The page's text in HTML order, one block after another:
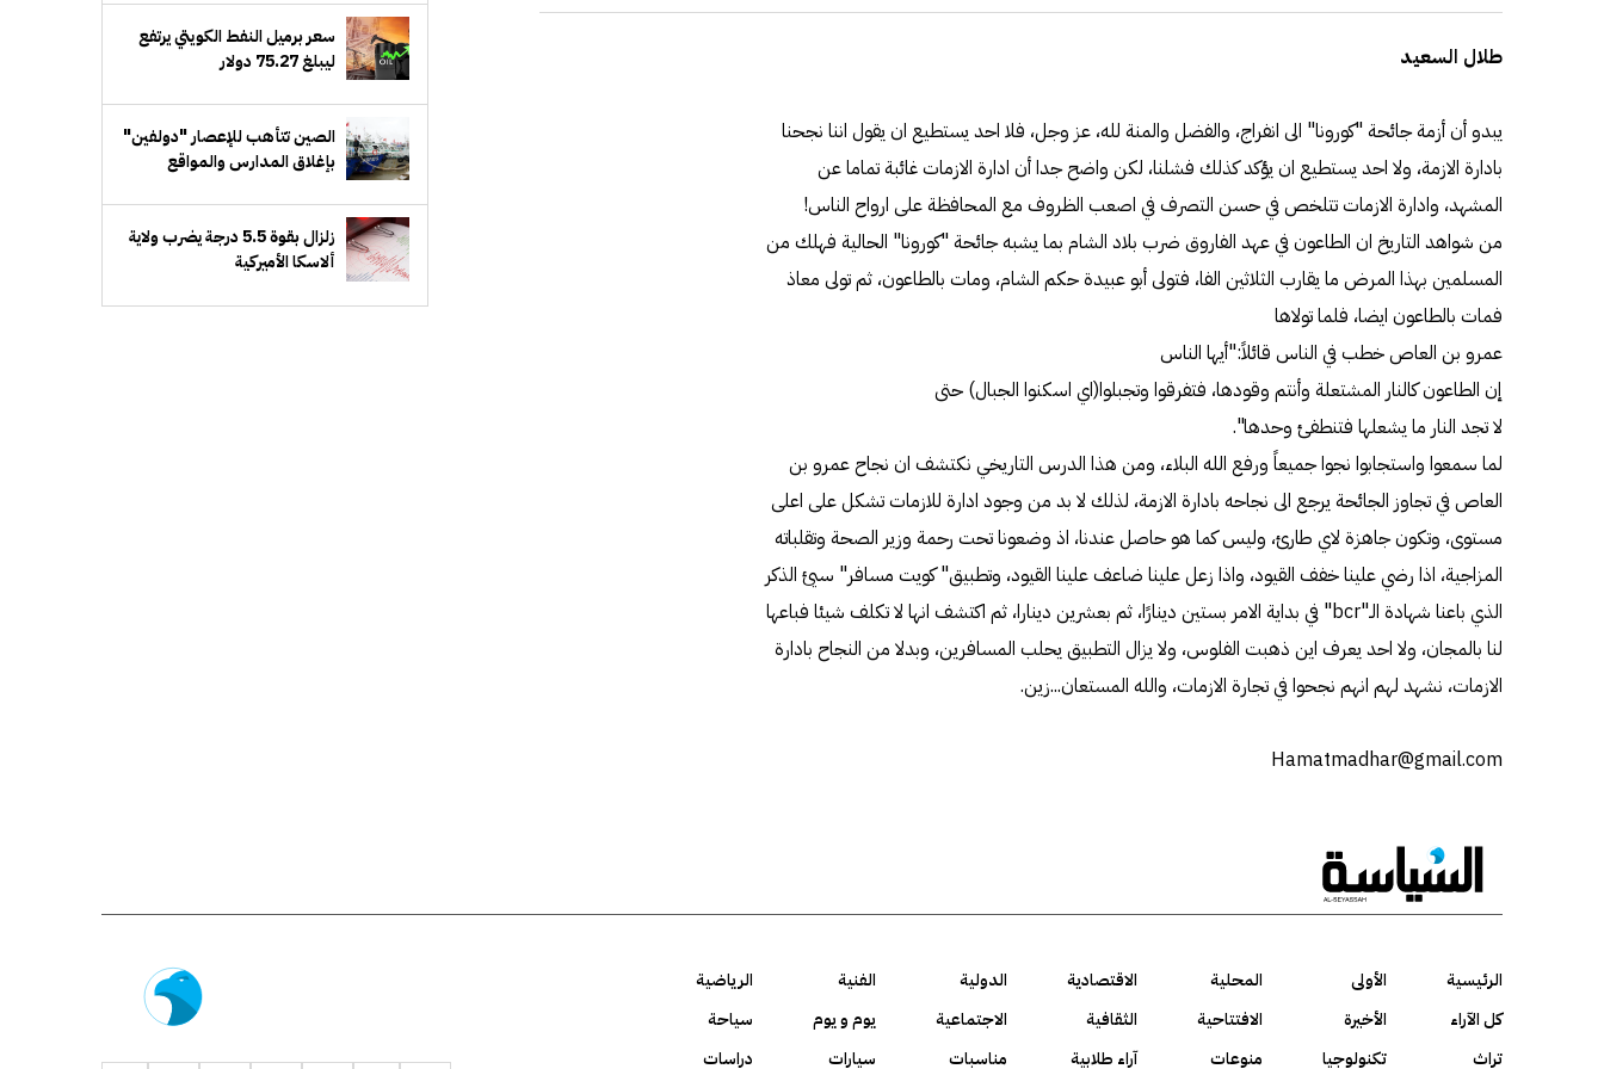
طلال السعيد
يبدو أن أزمة جائحة "كورونا" الى انفراج، والفضل والمنة لله، عز وجل، فلا احد يستطيع ان يقول اننا نجحنا
بادارة الازمة، ولا احد يستطيع ان يؤكد كذلك فشلنا، لكن واضح جدا أن ادارة الازمات غائبة تماما عن
المشهد، وادارة الازمات تتلخص في حسن التصرف في اصعب الظروف مع المحافظة على ارواح الناس!
من شواهد التاريخ ان الطاعون في عهد الفاروق ضرب بلاد الشام بما يشبه جائحة "كورونا" الحالية فهلك من
المسلمين بهذا المرض ما يقارب الثلاثين الفا، فتولى أبو عبيدة حكم الشام، ومات بالطاعون، ثم تولى معاذ
فمات بالطاعون ايضا، فلما تولاها
عمرو بن العاص خطب في الناس قائلاً:"أيها الناس
إن الطاعون كالنار المشتعلة وأنتم وقودها، فتفرقوا وتجبلوا(اي اسكنوا الجبال) حتى
لا تجد النار ما يشعلها فتنطفئ وحدها".
لما سمعوا واستجابوا نجوا جميعاً ورفع الله البلاء، ومن هذا الدرس التاريخي نكتشف ان نجاح عمرو بن
العاص في تجاوز الجائحة يرجع الى نجاحه بادارة الازمة، لذلك لا بد من وجود ادارة للازمات تشكل على اعلى
مستوى، وتكون جاهزة لاي طارئ، وليس كما هو حاصل عندنا، اذ وضعونا تحت رحمة وزير الصحة وتقلباته
المزاجية، اذا رضي علينا خفف القيود، واذا زعل علينا ضاعف علينا القيود، وتطبيق" كويت مسافر" سيئ الذكر
الذي باعنا شهادة الـ"bcr" في بداية الامر بستين دينارًا، ثم بعشرين دينارا، ثم اكتشف انها لا تكلف شيئا فباعها
لنا بالمجان، ولا احد يعرف اين ذهبت الفلوس، ولا يزال التطبيق يحلب المسافرين، وبدلا من النجاح بادارة
الازمات، نشهد لهم انهم نجحوا في تجارة الازمات، والله المستعان...زين.
Hamatmadhar@gmail.com
إدارة الأعمال
سعر برميل النفط الكويتي يرتفع
ليبلغ 75.27 دولار
الصين تتأهب للإعصار "دولفين"
بإغلاق المدارس والمواقع
زلزال بقوة 5.5 درجة يضرب ولاية
ألاسكا الأميركية
الرئيسية الأولى المحلية الاقتصادية الدولية الفنية
الرياضية
كل الآراء
الأخيرة الافتتاحية الثقافية الاجتماعية يوم و يوم
سياحة
تراث
تكنولوجيا منوعات آراء طلابية مناسبات سيارات دراسات